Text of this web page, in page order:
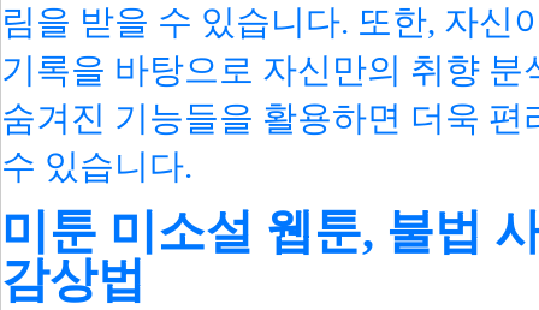
림을 받을 수 있습니다. 또한, 자신
기록을 바탕으로 자신만의 취향
숨겨진 기능들을 활용하면 더욱
수 있습니다.
미툰 미소설 웹툰, 불법
감상법